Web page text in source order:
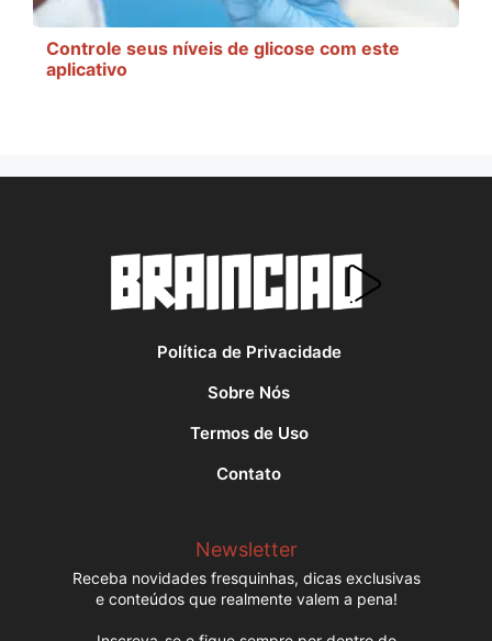
Controle seus níveis de glicose com este
aplicativo
Política de Privacidade
Sobre Nós
Termos de Uso
Contato
Newsletter
Receba novidades fresquinhas, dicas exclusivas
e conteúdos que realmente valem a pena!